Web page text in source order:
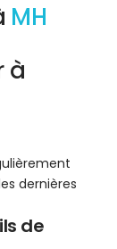
MH
à
dernières
de